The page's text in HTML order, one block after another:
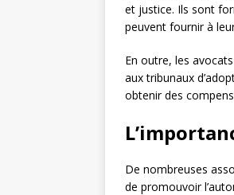
et justice. Ils sont
peuvent fournir à
En outre, les
aux tribunaux
obtenir des
De nombreuses
de promouvoir